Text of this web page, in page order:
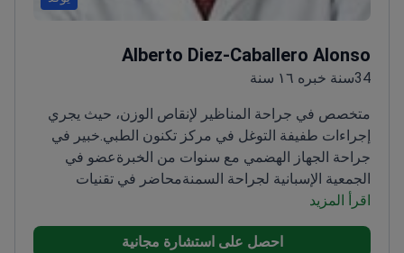
Alberto Diez-Caballero Alonso
34سنة خبره ١٦ سنة
متخصص في جراحة المناظير لإنقاص الوزن، حيث يجري
إجراءات طفيفة التوغل في مركز تكنون الطبي.خبير في
جراحة الجهاز الهضمي مع سنوات من الخبرةعضو في
الجمعية الإسبانية لجراحة السمنةمحاضر في تقنيات
المناظير في جامعة نافارا
لجراحة المناظير
اقرأ المزيد
احصل على استشارة مجانية